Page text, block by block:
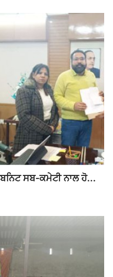
ਸਬ-ਕਮੇਟੀ ਨਾਲ ਹੋ...